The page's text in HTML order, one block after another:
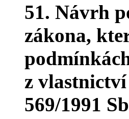
51. Návrh
zákona,
z vlastnictví
569/1991